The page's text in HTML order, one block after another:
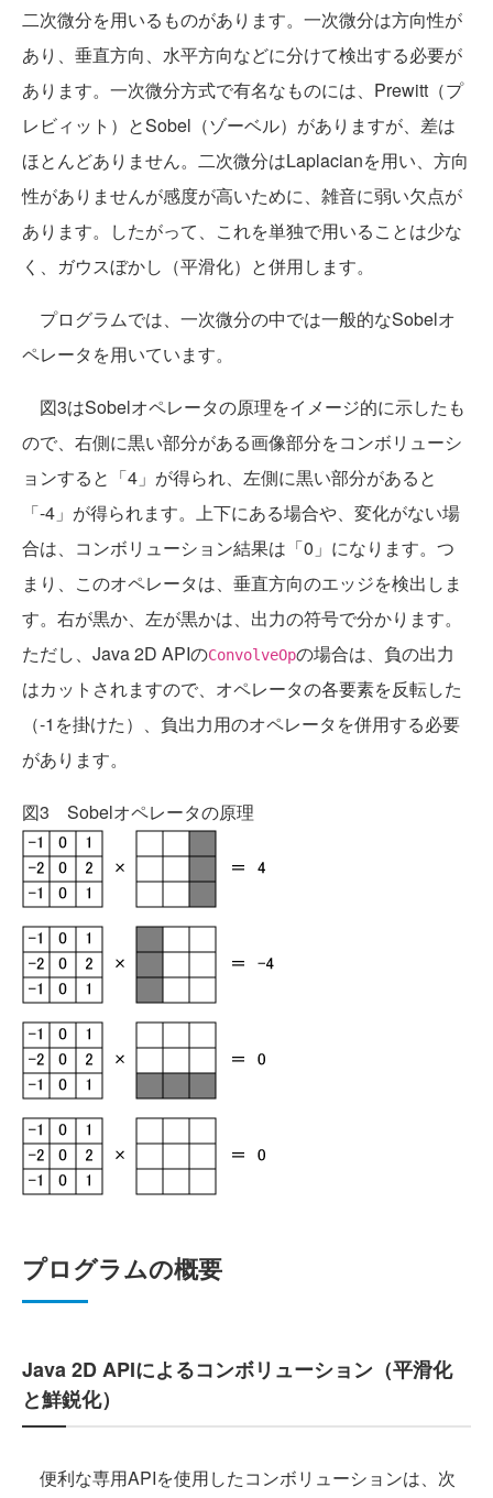
二次微分を用いるものがあります。一次微分は方向性が
あり、垂直方向、水平方向などに分けて検出する必要が
あります。一次微分方式で有名なものには、Prewitt（プ
レビィット）とSobel（ゾーベル）がありますが、差は
ほとんどありません。二次微分はLaplacianを用い、方向
性がありませんが感度が高いために、雑音に弱い欠点が
あります。したがって、これを単独で用いることは少な
く、ガウスぼかし（平滑化）と併用します。
プログラムでは、一次微分の中では一般的なSobelオ
ペレータを用いています。
図3はSobelオペレータの原理をイメージ的に示したも
ので、右側に黒い部分がある画像部分をコンボリューシ
ョンすると「4」が得られ、左側に黒い部分があると
「-4」が得られます。上下にある場合や、変化がない場
合は、コンボリューション結果は「0」になります。つ
まり、このオペレータは、垂直方向のエッジを検出しま
す。右が黒か、左が黒かは、出力の符号で分かります。
ただし、Java 2D APIのConvolveOpの場合は、負の出力
はカットされますので、オペレータの各要素を反転した
（-1を掛けた）、負出力用のオペレータを併用する必要
があります。
図3 Sobelオペレータの原理
プログラムの概要
Java 2D APIによるコンボリューション（平滑化
と鮮鋭化）
便利な専用APIを使用したコンボリューションは、次